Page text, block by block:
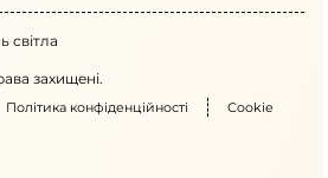
світла
захищені.
Політика конфіденційності Cookie